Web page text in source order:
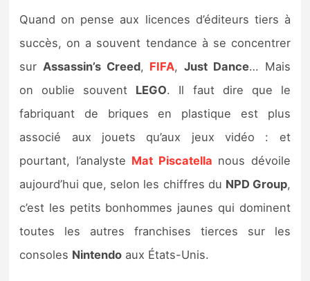
Tests d’accessoires
Autres tests
Previews
Précommandes
Précommandes jeux Switch 2
Bons plans
Quand on pense aux licences d’éditeurs tiers à
succès, on a souvent tendance à se concentrer
sur Assassin’s Creed, FIFA,Just Dance… Mais
on oublie souvent LEGO. Il faut dire que le
fabriquant de briques en plastique est plus
associé aux jouets qu’aux jeux vidéo : et
pourtant, l’analyste Mat Piscatella nous dévoile
aujourd’hui que, selon les chiffres du NPD Group,
c’est les petits bonhommes jaunes qui dominent
toutes les autres franchises tierces sur les
consoles Nintendo aux États-Unis.